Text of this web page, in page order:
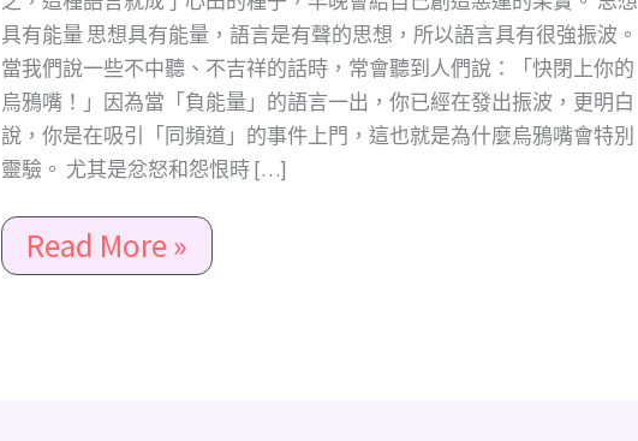
具有能量 思想具有能量，語言是有聲的思想，所以語言具有很強振波。
當我們說一些不中聽、不吉祥的話時，常會聽到人們說：「快閉上你的
烏鴉嘴！」因為當「負能量」的語言一出，你已經在發出振波，更明白
說，你是在吸引「同頻道」的事件上門，這也就是為什麼烏鴉嘴會特別
靈驗。 尤其是忿怒和怨恨時 […]
改
變
了）
Read More »